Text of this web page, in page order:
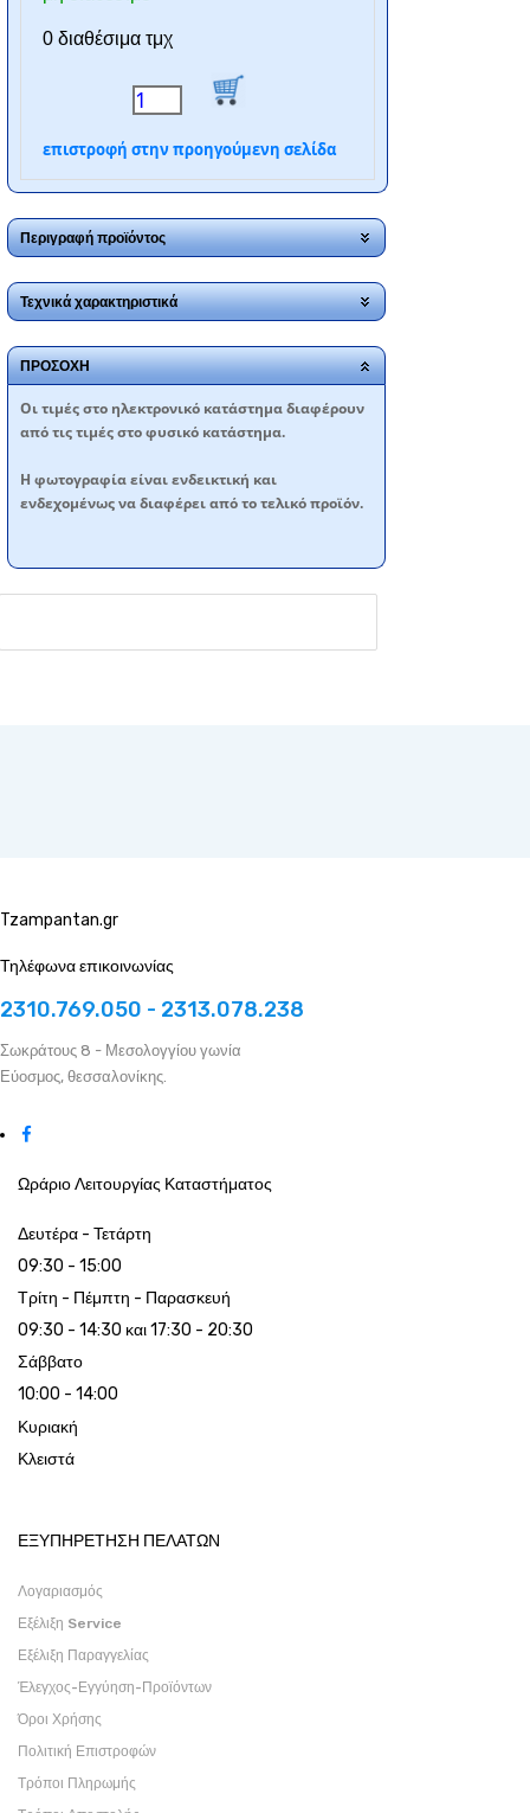
0 διαθέσιμα τμχ
επιστροφή στην προηγούμενη σελίδα
Περιγραφή προϊόντος
Τεχνικά χαρακτηριστικά
ΠΡΟΣΟΧΗ
Oι τιμές στο ηλεκτρονικό κατάστημα διαφέρουν
από τις τιμές στο φυσικό κατάστημα.
Η φωτογραφία είναι ενδεικτική και
ενδεχομένως να διαφέρει από το τελικό προϊόν.
Tzampantan.gr
Τηλέφωνα επικοινωνίας
2310.769.050 - 2313.078.238
Σωκράτους 8 - Μεσολογγίου γωνία
Εύοσμος, θεσσαλονίκης.
Ωράριο Λειτουργίας Καταστήματος
Δευτέρα - Τετάρτη
09:30 - 15:00
Τρίτη - Πέμπτη - Παρασκευή
09:30 - 14:30 και 17:30 - 20:30
Σάββατο
10:00 - 14:00
Κυριακή
Κλειστά
ΕΞΥΠΗΡΕΤΗΣΗ ΠΕΛΑΤΩΝ
Λογαριασμός
Εξέλιξη Service
Εξέλιξη Παραγγελίας
Έλεγχος-Εγγύηση-Προϊόντων
Όροι Χρήσης
Πολιτική Επιστροφών
Τρόποι Πληρωμής